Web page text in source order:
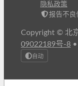
隐私政策
报告不良
Copyright © 北
09022189号-8 •
自动